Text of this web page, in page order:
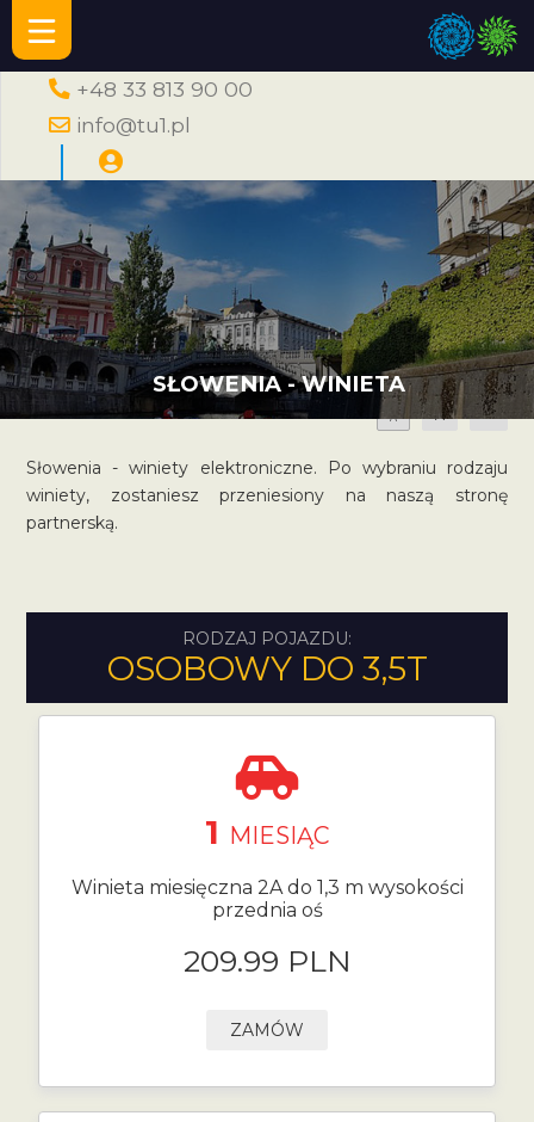
+48 33 813 90 00
info@tu1.pl
SŁOWENIA - WINIETA
A A A
Słowenia - winiety elektroniczne. Po wybraniu rodzaju
winiety, zostaniesz przeniesiony na naszą stronę
partnerską.
RODZAJ POJAZDU:
OSOBOWY DO 3,5T
1 MIESIĄC
Winieta miesięczna 2A do 1,3 m wysokości
przednia oś
209.99 PLN
ZAMÓW